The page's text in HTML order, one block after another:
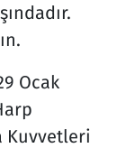
Ocak
Kuvvetleri